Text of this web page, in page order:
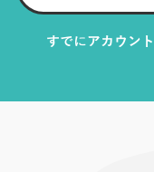
すでにアカウン